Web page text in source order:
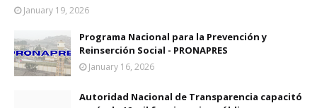
January 19, 2026
Programa Nacional para la Prevención y
Reinserción Social - PRONAPRES
January 16, 2026
Autoridad Nacional de Transparencia capacitó